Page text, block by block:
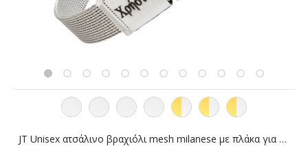
JT Unisex ατσάλινο βραχιόλι mesh milanese με πλάκα για χάραξη